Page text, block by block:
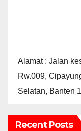
Alamat : Jalan
Rw.009,
Selatan, Banten
Recent Posts